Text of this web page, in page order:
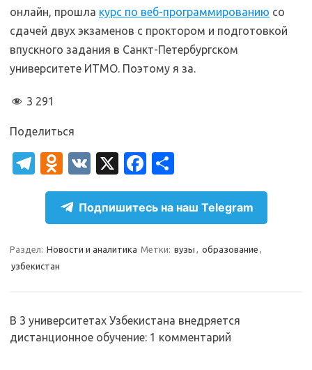
онлайн, прошла курс по веб-программированию со
сдачей двух экзаменов с проктором и подготовкой
впускного задания в Санкт-Петербургском
университете ИТМО. Поэтому я за.
3 291
Поделиться
T
el
gr
a
m
O
d
n
o
kl
ik
i
V
K
X
Fa
c
e
b
o
т
п
р
а
т
ь
Подпишитесь на наш Telegram
Раздел: Новости и аналитика Метки: вузы , образование ,
узбекистан
В 3 университетах Узбекистана внедряется
дистанционное обучение: 1 комментарий